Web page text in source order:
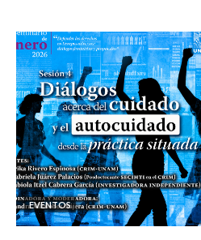
EVENTOS